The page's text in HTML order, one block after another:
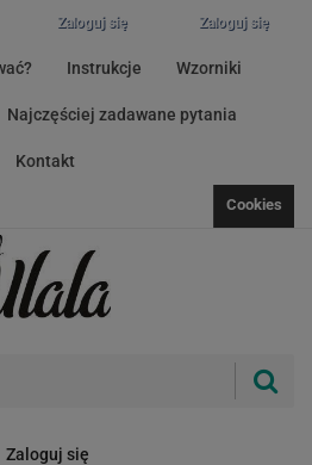
Zaloguj się
Zaloguj się
Instrukcje Wzorniki
Najczęściej zadawane pytania
Kontakt
Cookies
Zaloguj się